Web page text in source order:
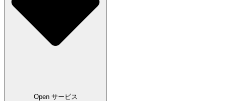
電気・ガス・水道
金融サービス
鉄道・物流Open サービス